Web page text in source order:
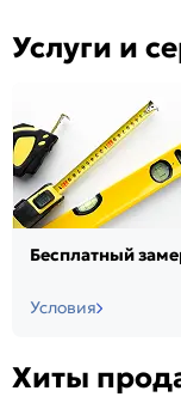
Услуги и
Бесплатный
Условия
Хиты